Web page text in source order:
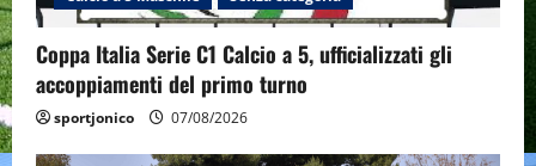
Coppa Italia Serie C1 Calcio a 5, ufficializzati gli
accoppiamenti del primo turno
sportjonico 07/08/2026